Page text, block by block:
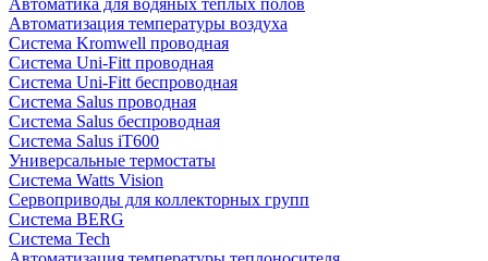
Автоматизация температуры воздуха
Система Kromwell проводная
Система Uni-Fitt проводная
Система Uni-Fitt беспроводная
Система Salus проводная
Система Salus беспроводная
Система Salus iT600
Универсальные термостаты
Система Watts Vision
Сервоприводы для коллекторных групп
Система BERG
Система Tech